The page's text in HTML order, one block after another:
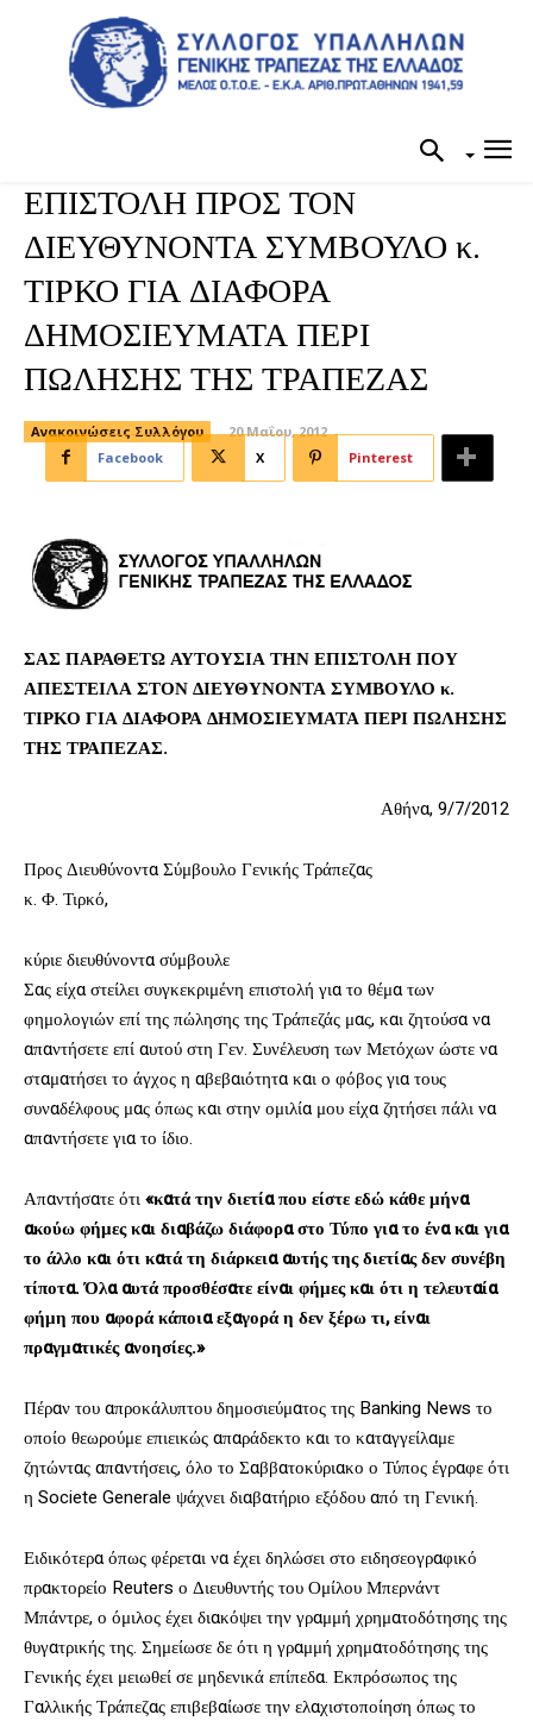
ΕΠΙΣΤΟΛΗ ΠΡΟΣ ΤΟΝ
ΔΙΕΥΘΥΝΟΝΤΑ ΣΥΜΒΟΥΛΟ κ.
ΤΙΡΚΟ ΓΙΑ ΔΙΑΦΟΡΑ
ΔΗΜΟΣΙΕΥΜΑΤΑ ΠΕΡΙ
ΠΩΛΗΣΗΣ ΤΗΣ ΤΡΑΠΕΖΑΣ
Ανακοινώσεις Συλλόγου
20 Μαΐου, 2012
Facebook
X Pinterest
ΣΑΣ ΠΑΡΑΘΕΤΩ ΑΥΤΟΥΣΙΑ ΤΗΝ ΕΠΙΣΤΟΛΗ ΠΟΥ
ΑΠΕΣΤΕΙΛΑ ΣΤΟΝ ΔΙΕΥΘΥΝΟΝΤΑ ΣΥΜΒΟΥΛΟ κ.
ΤΙΡΚΟ ΓΙΑ ΔΙΑΦΟΡΑ ΔΗΜΟΣΙΕΥΜΑΤΑ ΠΕΡΙ ΠΩΛΗΣΗΣ
ΤΗΣ ΤΡΑΠΕΖΑΣ.
Αθήνα, 9/7/2012
Προς Διευθύνοντα Σύμβουλο Γενικής Τράπεζας
κ. Φ. Τιρκό,
κύριε διευθύνοντα σύμβουλε
Σας είχα στείλει συγκεκριμένη επιστολή για το θέμα των
φημολογιών επί της πώλησης της Τράπεζάς μας, και ζητούσα να
απαντήσετε επί αυτού στη Γεν. Συνέλευση των Μετόχων ώστε να
σταματήσει το άγχος η αβεβαιότητα και ο φόβος για τους
συναδέλφους μας όπως και στην ομιλία μου είχα ζητήσει πάλι να
απαντήσετε για το ίδιο.
Απαντήσατε ότι«κατά την διετία που είστε εδώ κάθε μήνα
ακούω φήμες και διαβάζω διάφορα στο Τύπο για το ένα και για
το άλλο και ότι κατά τη διάρκεια αυτής της διετίας δεν συνέβη
τίποτα. Όλα αυτά προσθέσατε είναι φήμες και ότι η τελευταία
φήμη που αφορά κάποια εξαγορά η δεν ξέρω τι, είναι
πραγματικές ανοησίες.»
Πέραν του απροκάλυπτου δημοσιεύματος της Banking News το
οποίο θεωρούμε επιεικώς απαράδεκτο και το καταγγείλαμε
ζητώντας απαντήσεις, όλο το Σαββατοκύριακο ο Τύπος έγραφε ότι
η Societe Generale ψάχνει διαβατήριο εξόδου από τη Γενική.
Ειδικότερα όπως φέρεται να έχει δηλώσει στο ειδησεογραφικό
πρακτορείο Reuters ο Διευθυντής του Ομίλου Μπερνάντ
Μπάντρε, ο όμιλος έχει διακόψει την γραμμή χρηματοδότησης της
θυγατρικής της. Σημείωσε δε ότι η γραμμή χρηματοδότησης της
Γενικής έχει μειωθεί σε μηδενικά επίπεδα. Εκπρόσωπος της
Γαλλικής Τράπεζας επιβεβαίωσε την ελαχιστοποίηση όπως το